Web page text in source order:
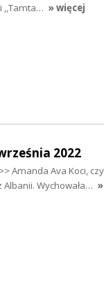
,,Tamta… » więcej
2022
Amanda Ava Koci,
Wychowała…